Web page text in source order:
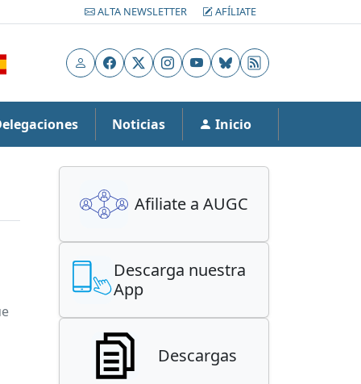
ALTA NEWSLETTER AFÍLIATE
UsuarioFacebook
X Instagram
YouTubeBluesky
RSS
Noticias Inicio
Afiliate a AUGC
Descarga nuestra
App
Descargas